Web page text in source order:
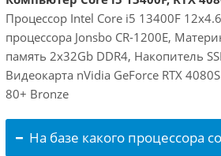
Процессор Intel Core i5 13400F
процессора Jonsbo CR-1200E,
память 2x32Gb DDR4, Накопитель
Видеокарта nVidia GeForce RTX
80+ Bronze
На базе какого процессора